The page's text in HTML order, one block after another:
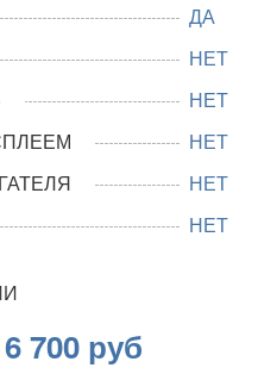
ДА
НЕТ
НЕТ
НЕТ
НЕТ
НЕТ
6 700 руб